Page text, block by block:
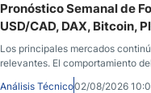
tasas caen en EE. UU.
Pronóstico Semanal de
USD/CAD, DAX, Bitcoin,
Los principales mercados
relevantes. El comportamiento
interés, la política monetaria y el
Análisis Técnico02/08/2026